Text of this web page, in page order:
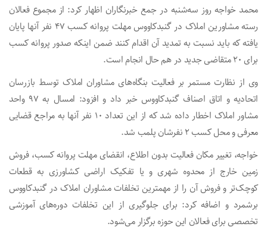
محمد خواجه روز سه‌شنبه در جمع خبرنگاران اظهار کرد: از مجموع فعالان
رسته مشاورین املاک در گنبدکاووس مهلت پروانه کسب ۴۷ نفر آنها پایان
یافته که باید نسبت به تمدید آن اقدام کنند ضمن اینکه صدور پروانه کسب
برای ۲۰ متقاضی جدید در هم حال انجام است.
وی از نظارت مستمر بر فعالیت بنگاه‌های مشاوران املاک توسط بازرسان
اتحادیه و اتاق اصناف گنبدکاووس خبر داد و افزود: امسال به ۹۷ واحد
مشاور املاک اخطار داده شد که از این تعداد ۱۰ نفر آنها به مراجع قضایی
معرفی و محل کسب ۲ نفرشان پلمب شد.
خواجه، تغییر مکان فعالیت بدون اطلاع، انقضای مهلت پروانه کسب، فروش
زمین خارج از محدوه شهری و یا تفکیک اراضی کشاورزی به قطعات
کوچک‌تر و فروش آن را از مهمترین تخلفات مشاوران املاک در گنبدکاووس
برشمرد و اضافه کرد: برای جلوگیری از این تخلفات دوره‌های آموزشی
تخصصی برای فعالان این حوزه برگزار می‌شود.